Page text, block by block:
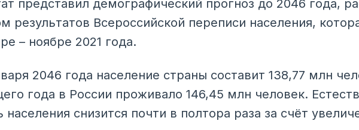
представил демографический прогноз до 2046 года,
результатов Всероссийской переписи населения,
– ноябре 2021 года.
2046 года население страны составит 138,77 млн
года в России проживало 146,45 млн человек.
населения снизится почти в полтора раза за счёт